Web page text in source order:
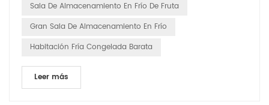
Sala De Almacenamiento En Frío De Fruta
Gran Sala De Almacenamiento En Frío
Habitación Fría Congelada Barata
Leer más